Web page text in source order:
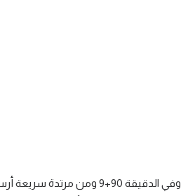
وفي الدقيقة 90+9 ومن مرتدة